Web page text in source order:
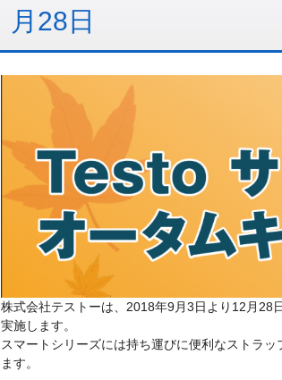
月28日
株式会社テストーは、2018年9月3日より12月28
実施します。
スマートシリーズには持ち運びに便利なストラ
ます。